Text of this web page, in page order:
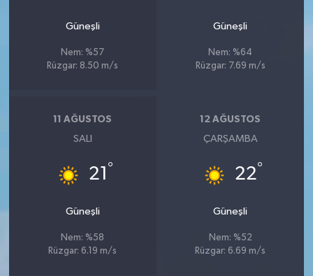
Güneşli
Nem: %57
Rüzgar: 8.50 m/s
Güneşli
Nem: %64
Rüzgar: 7.69 m/s
11 AĞUSTOS
SALI
21 °
Güneşli
Nem: %58
Rüzgar: 6.19 m/s
12 AĞUSTOS
ÇARŞAMBA
22°
Güneşli
Nem: %52
Rüzgar: 6.69 m/s